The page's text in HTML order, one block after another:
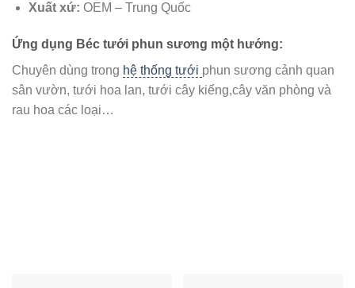
Xuất xứ: OEM – Trung Quốc
Ứng dụng Béc tưới phun sương một hướng:
Chuyên dùng trong hệ thống tưới phun sương cảnh quan
sân vườn, tưới hoa lan, tưới cây kiểng,cây văn phòng và
rau hoa các loại…